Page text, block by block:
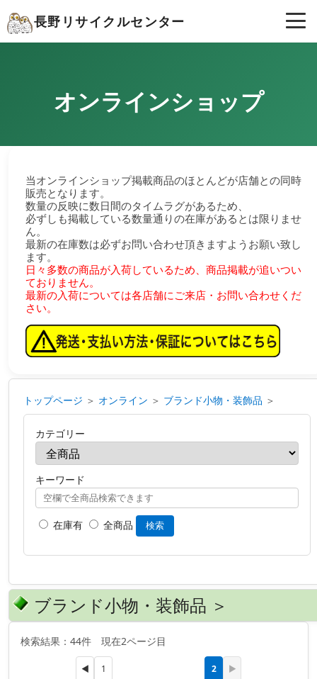
長野リサイクルセンター
オンラインショップ
当オンラインショップ掲載商品のほとんどが店舗との同時
販売となります。
数量の反映に数日間のタイムラグがあるため、
必ずしも掲載している数量通りの在庫があるとは限りませ
ん。
最新の在庫数は必ずお問い合わせ頂きますようお願い致し
ます。
日々多数の商品が入荷しているため、商品掲載が追いつい
ておりません。
最新の入荷については各店舗にご来店・お問い合わせくだ
さい。
トップページ ＞ オンライン ＞ ブランド小物・装飾品 ＞
カテゴリー
キーワード
在庫有 全商品 検索
ブランド小物・装飾品 ＞
検索結果：44件 現在2ページ目
◀ 1 2 ▶